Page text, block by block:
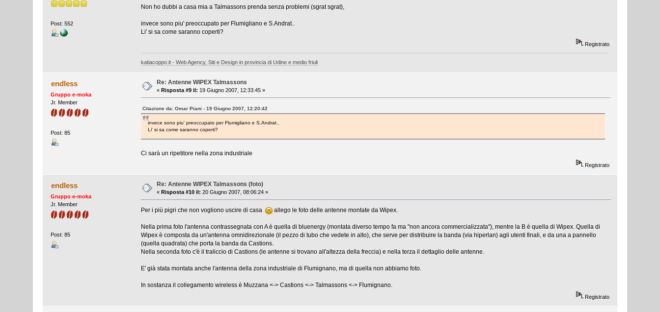
Post: 552
Non ho dubbi a casa mia a Talmassons prenda senza problemi (sgrat sgrat),
invece sono piu' preoccupato per Flumigliano e S.Andrat..
Li' si sa come saranno coperti?
Registrato
katiacoppo.it - Web Agency, Siti e Design in provincia di Udine e medio friuli
endless
Gruppo e-moka
Jr. Member
Post: 85
Re: Antenne WIPEX Talmassons
«Risposta #9 il: 19 Giugno 2007, 12:33:45 »
Citazione da: Omar Piani - 19 Giugno 2007, 12:20:42
invece sono piu' preoccupato per Flumigliano e S.Andrat..
Li' si sa come saranno coperti?
Ci sarà un ripetitore nella zona industriale
Registrato
endless
Gruppo e-moka
Jr. Member
Post: 85
Re: Antenne WIPEX Talmassons (foto)
«Risposta #10 il: 20 Giugno 2007, 08:06:24 »
Per i più pigri che non vogliono uscire di casa allego le foto delle antenne montate da Wipex.
Nella prima foto l'antenna contrassegnata con A è quella di bluenergy (montata diverso tempo fa ma "non ancora commercializzata"), mentre la B è quella di Wipex. Quella di
Wipex è composta da un'antenna omnidirezionale (il pezzo di tubo che vedete in alto), che serve per distribuire la banda (via hiperlan) agli utenti finali, e da una a pannello
(quella quadrata) che porta la banda da Castions.
Nella seconda foto c'è il traliccio di Castions (le antenne si trovano all'altezza della freccia) e nella terza il dettaglio delle antenne.
E' già stata montata anche l'antenna della zona industriale di Flumignano, ma di quella non abbiamo foto.
In sostanza il collegamento wireless è Muzzana <-> Castions <-> Talmassons <-> Flumignano.
Registrato